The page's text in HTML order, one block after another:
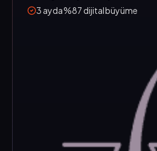
3 ayda %87 dijital büyüme